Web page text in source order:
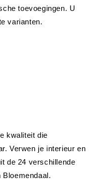
toevoegingen. U
varianten.
kwaliteit die
Verwen je interieur en
de 24 verschillende